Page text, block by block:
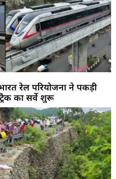
रेल परियोजना ने पकड़ी
का सर्वे शुरू